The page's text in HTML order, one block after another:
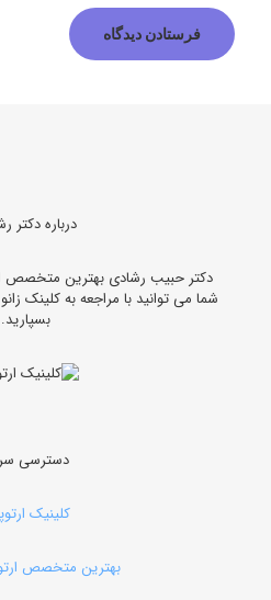
درباره دکتر
دکتر حبیب رشادی بهترین متخصص
شما می توانید با مراجعه به کلینک
بسپارید.
دسترسی
کلینیک
بهترین متخصص